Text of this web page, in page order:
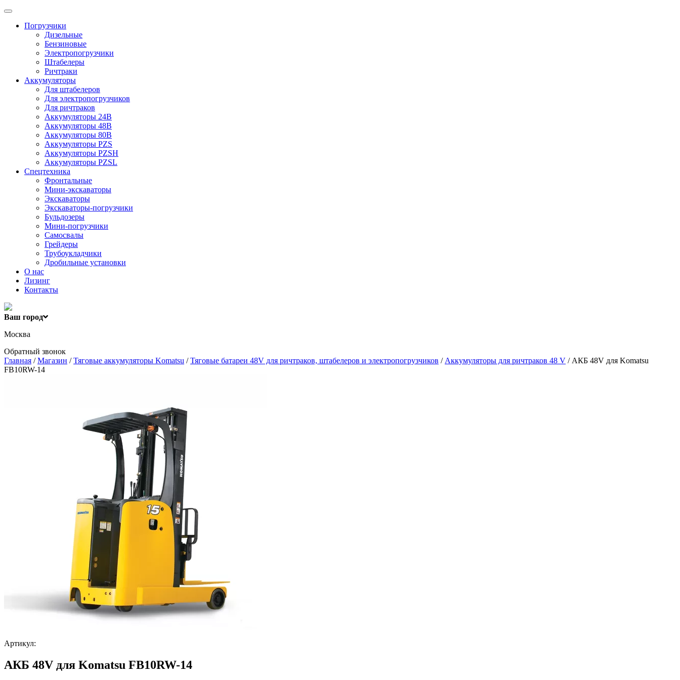
Погрузчики
Дизельные
Бензиновые
Электропогрузчики
Штабелеры
Ричтраки
Аккумуляторы
Для штабелеров
Для электропогрузчиков
Для ричтраков
Аккумуляторы 24В
Аккумуляторы 48В
Аккумуляторы 80В
Аккумуляторы PZS
Аккумуляторы PZSH
Аккумуляторы PZSL
Спецтехника
Фронтальные
Мини-экскаваторы
Экскаваторы
Экскаваторы-погрузчики
Бульдозеры
Мини-погрузчики
Самосвалы
Грейдеры
Трубоукладчики
Дробильные установки
О нас
Лизинг
Контакты
Ваш город
Москва
Обратный звонок
Главная /Магазин /Тяговые аккумуляторы Komatsu /Тяговые батареи 48V для ричтраков, штабелеров и электропогрузчиков / Аккумуляторы для ричтраков 48 V / АКБ 48V для Komatsu
FB10RW-14
Артикул:
АКБ 48V для Komatsu FB10RW-14